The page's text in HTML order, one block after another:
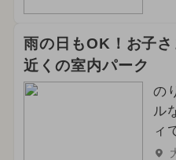
雨の日もOK！お子
近くの室内パーク
の
ル
ィ